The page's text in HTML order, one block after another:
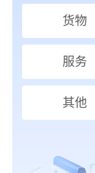
货物
服务
其他